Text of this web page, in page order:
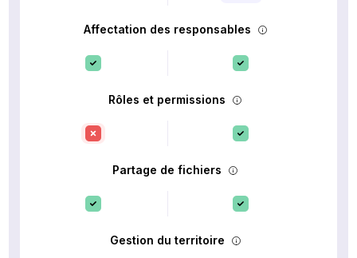
Affectation des responsables
Rôles et permissions
Partage de fichiers
Gestion du territoire